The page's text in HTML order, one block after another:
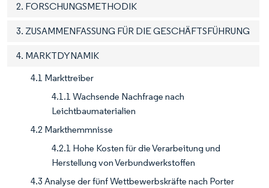
2. FORSCHUNGSMETHODIK
3. ZUSAMMENFASSUNG FÜR DIE GESCHÄFTSFÜHRUNG
4. MARKTDYNAMIK
4.1 Markttreiber
4.1.1 Wachsende Nachfrage nach
Leichtbaumaterialien
4.2 Markthemmnisse
4.2.1 Hohe Kosten für die Verarbeitung und
Herstellung von Verbundwerkstoffen
4.3 Analyse der fünf Wettbewerbskräfte nach Porter